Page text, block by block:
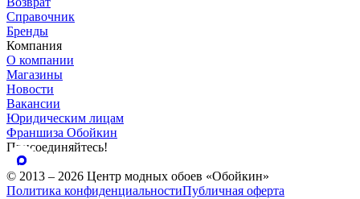
Справочник
Бренды
Компания
О компании
Магазины
Новости
Вакансии
Юридическим лицам
Франшиза Обойкин
Присоединяйтесь!
© 2013 – 2026 Центр модных обоев «Обойкин»
Политика конфиденциальностиПубличная оферта